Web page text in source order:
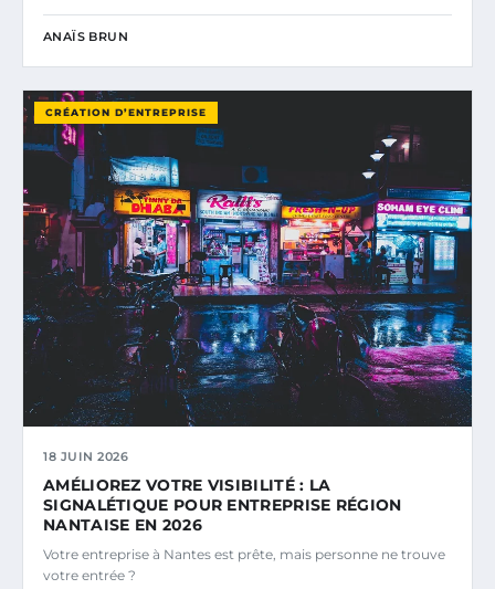
ANAÏS BRUN
CRÉATION D’ENTREPRISE
18 JUIN 2026
AMÉLIOREZ VOTRE VISIBILITÉ : LA
SIGNALÉTIQUE POUR ENTREPRISE RÉGION
NANTAISE EN 2026
Votre entreprise à Nantes est prête, mais personne ne trouve
votre entrée ?